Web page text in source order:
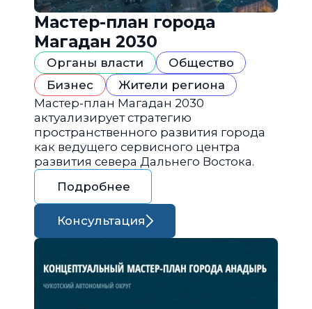
Мастер-план города
Магадан 2030
Органы власти
Общество
Бизнес
Жители региона
Мастер-план Магадан 2030
актуализирует стратегию
пространственного развития города
как ведущего сервисного центра
развития севера Дальнего Востока.
Подробнее
Консультация